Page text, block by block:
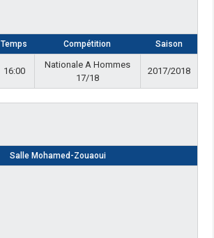
Temps Compétition Saison
16:00
Nationale A Hommes
17/18
2017/2018
Salle Mohamed-Zouaoui